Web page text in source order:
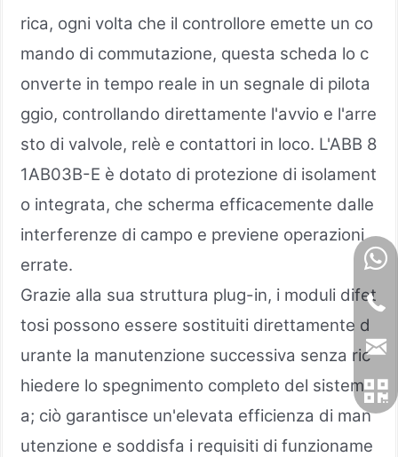
rica, ogni volta che il controllore emette un co
mando di commutazione, questa scheda lo c
onverte in tempo reale in un segnale di pilota
ggio, controllando direttamente l'avvio e l'arre
sto di valvole, relè e contattori in loco. L'ABB 8
1AB03B-E è dotato di protezione di isolament
o integrata, che scherma efficacemente dalle
interferenze di campo e previene operazioni
errate.
Grazie alla sua struttura plug-in, i moduli difet
tosi possono essere sostituiti direttamente d
urante la manutenzione successiva senza ric
hiedere lo spegnimento completo del sistem
a; ciò garantisce un'elevata efficienza di man
utenzione e soddisfa i requisiti di funzioname